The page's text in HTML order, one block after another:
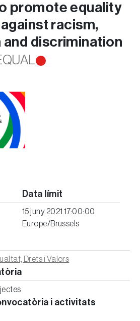
promote equality
racism,
and discrimination
Data límit
15 juny 2021 17:00:00
Europe/Brussels
Drets i Valors
i activitats